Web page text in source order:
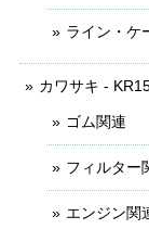
ライン・ケ
カワサキ -
ゴム関連
フィルター
エンジン関